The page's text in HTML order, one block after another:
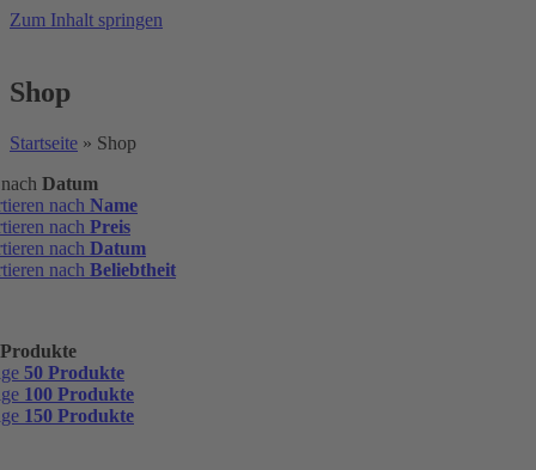
Zum Inhalt springen
Shop
Startseite » Shop
Datum
nach Name
nach Preis
nach Datum
nach Beliebtheit
50 Produkte
100 Produkte
150 Produkte